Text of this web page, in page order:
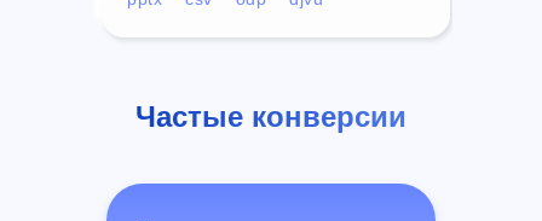
Частые конверсии